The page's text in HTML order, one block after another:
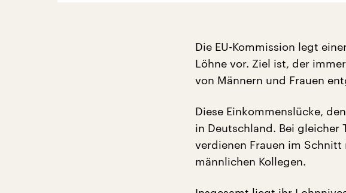
Die EU-Kommission legt
Löhne vor. Ziel ist, der
von Männern und Frauen
Diese Einkommenslücke,
in Deutschland. Bei
verdienen Frauen im
männlichen Kollegen.